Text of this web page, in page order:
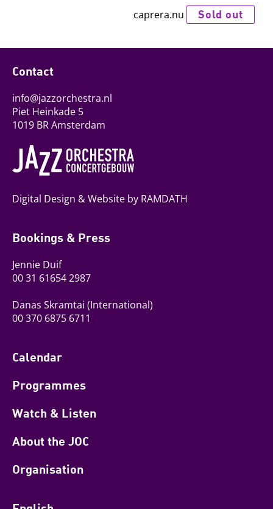
caprera.nu
Sold out
Contact
info@jazzorchestra.nl
Piet Heinkade 5
1019 BR Amsterdam
Digital Design & Website by RAMDATH
Bookings & Press
Jennie Duif
00 31 61654 2987
Danas Skramtai (International)
00 370 6875 6711
Calendar
Programmes
Watch & Listen
About the JOC
Organisation